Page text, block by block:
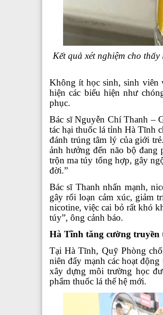
Kết quả xét nghiệm cho
Không ít học sinh, sinh viên
hiện các biểu hiện như
phục.
Bác sĩ Nguyễn Chí Thanh –
tác hại thuốc lá tỉnh Hà Tĩnh
đánh trúng tâm lý của giới
ảnh hưởng đến não bộ
trộn ma túy tổng hợp, gây
đời.”
Bác sĩ Thanh nhấn mạnh,
gây rối loạn cảm xúc, giảm
nicotine, việc cai bỏ rất khó
túy”, ông cảnh báo.
Hà Tĩnh tăng cường
Tại Hà Tĩnh, Quỹ Phòng
niên đẩy mạnh các hoạt
xây dựng môi trường học
phẩm thuốc lá thế hệ mới.